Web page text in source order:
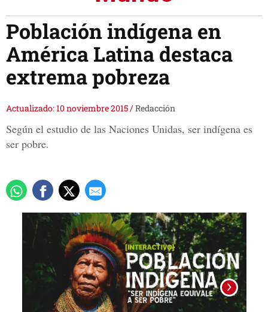
Población indígena en
América Latina destaca
extrema pobreza
Actualizado: 10 noviembre 2015/Redacción
Según el estudio de las Naciones Unidas, ser indígena es
ser pobre.